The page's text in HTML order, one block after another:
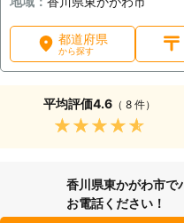
都道府県
から探す
平均評価4.6（ 8 件）
★★★★★
香川県東かがわ市で
お電話ください！